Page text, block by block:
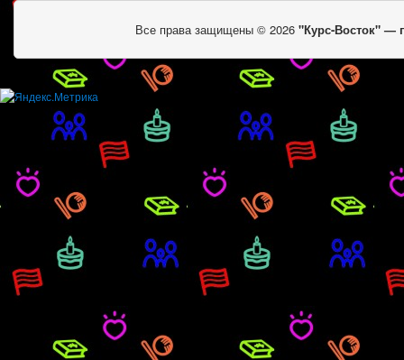
Все права защищены © 2026 "Курс-Восток" —